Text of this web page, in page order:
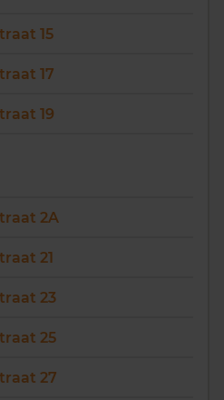
-18:00
15
17
19
2A
21
23
25
27